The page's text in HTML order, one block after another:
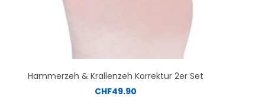
Hammerzeh & Krallenzeh Korrektur 2er Set
CHF49.90